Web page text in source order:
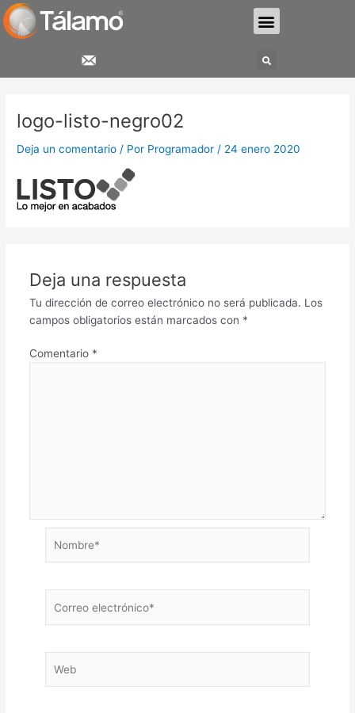
al
contenido
Menu
Search
logo-listo-negro02
Deja un comentario / Por Programador / 24 enero 2020
Deja una respuesta
Tu dirección de correo electrónico no será publicada. Los
campos obligatorios están marcados con *
Comentario *
electrónico*